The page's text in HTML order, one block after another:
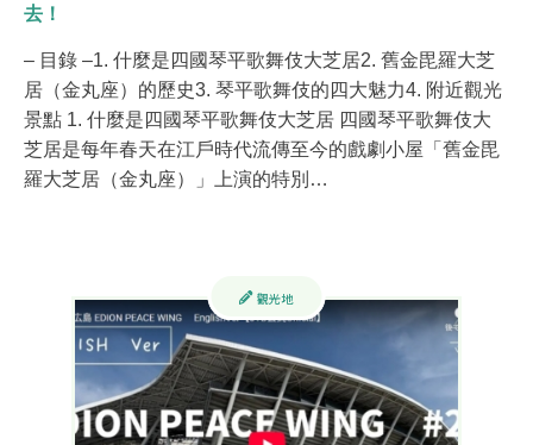
去！
– 目錄 –1. 什麼是四國琴平歌舞伎大芝居2. 舊金毘羅大芝
居（金丸座）的歷史3. 琴平歌舞伎的四大魅力4. 附近觀光
景點 1. 什麼是四國琴平歌舞伎大芝居 四國琴平歌舞伎大
芝居是每年春天在江戶時代流傳至今的戲劇小屋「舊金毘
羅大芝居（金丸座）」上演的特別…
觀光地